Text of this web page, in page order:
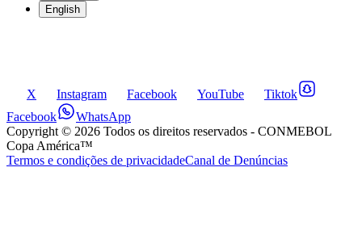
English
X Instagram Facebook YouTube
Tiktok
Facebook
WhatsApp
Copyright © 2026 Todos os direitos reservados - CONMEBOL
Copa América™
Termos e condições de privacidadeCanal de Denúncias